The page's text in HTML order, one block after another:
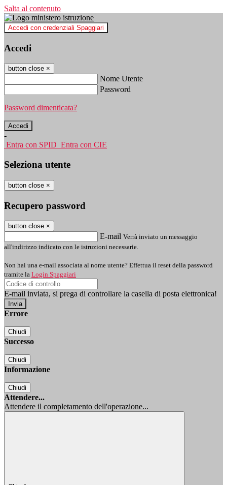
Salta al contenuto
Accedi con credenziali Spaggiari
Accedi
button close ×
Nome Utente
Password
Password dimenticata?
-
Entra con SPID Entra con CIE
Seleziona utente
button close ×
Recupero password
button close ×
E-mail Verrà inviato un messaggio
all'indirizzo indicato con le istruzioni necessarie.
Non hai una e-mail associata al nome utente? Effettua il reset della password
tramite la Login Spaggiari
E-mail inviata, si prega di controllare la casella di posta elettronica!
Errore
Chiudi
Successo
Chiudi
Informazione
Chiudi
Attendere...
Attendere il completamento dell'operazione...